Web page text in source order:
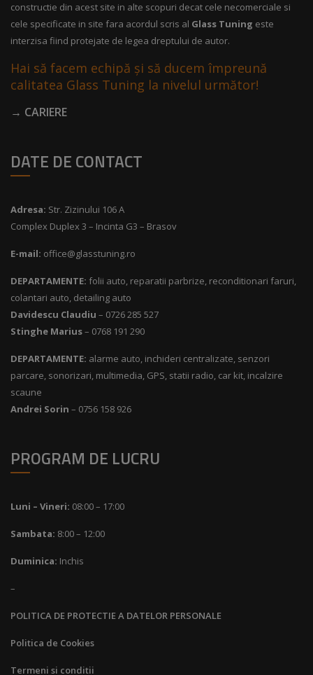
constructie din acest site in alte scopuri decat cele necomerciale si
cele specificate in site fara acordul scris al Glass Tuning este
interzisa fiind protejate de legea dreptului de autor.
Hai să facem echipă și să ducem împreună
calitatea Glass Tuning la nivelul următor!
→ CARIERE
DATE DE CONTACT
Adresa: Str. Zizinului 106 A
Complex Duplex 3 – Incinta G3 – Brasov
E-mail: office@glasstuning.ro
DEPARTAMENTE: folii auto, reparatii parbrize, reconditionari faruri,
colantari auto, detailing auto
Davidescu Claudiu – 0726 285 527
Stinghe Marius– 0768 191 290
DEPARTAMENTE: alarme auto, inchideri centralizate, senzori
parcare, sonorizari, multimedia, GPS, statii radio, car kit, incalzire
scaune
Andrei Sorin – 0756 158 926
PROGRAM DE LUCRU
Luni – Vineri: 08:00 – 17:00
Sambata: 8:00 – 12:00
Duminica: Inchis
–
POLITICA DE PROTECTIE A DATELOR PERSONALE
Politica de Cookies
Termeni si conditii